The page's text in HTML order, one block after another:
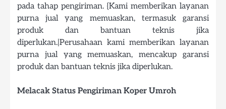
pada tahap pengiriman. {Kami memberikan layanan
purna jual yang memuaskan, termasuk garansi
produk dan bantuan teknis jika
diperlukan.|Perusahaan kami memberikan layanan
purna jual yang memuaskan, mencakup garansi
produk dan bantuan teknis jika diperlukan.
Melacak Status Pengiriman Koper Umroh